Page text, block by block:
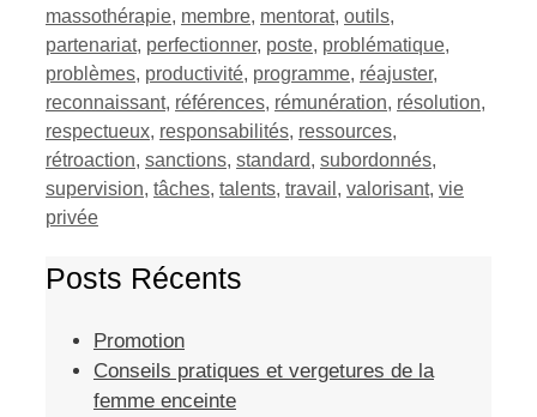
massothérapie, membre, mentorat, outils,
partenariat, perfectionner, poste, problématique,
problèmes, productivité, programme, réajuster,
reconnaissant, références, rémunération, résolution,
respectueux, responsabilités, ressources,
rétroaction, sanctions, standard, subordonnés,
supervision, tâches, talents, travail , valorisant, vie
privée
Posts Récents
Promotion
Conseils pratiques et vergetures de la
femme enceinte